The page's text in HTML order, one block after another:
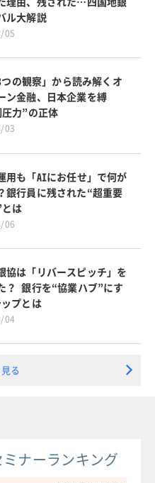
ル大解説
05
つの観察」から読み解くオ
ン金融、日本企業を縛
力”の正体
03
用も「AIにお任せ」で何が
銀行員に残された“超重要
は
06
協は「リバースピッチ」を
？ 銀行を“協業ハブ”にす
プとは
04
る
ナーランキング